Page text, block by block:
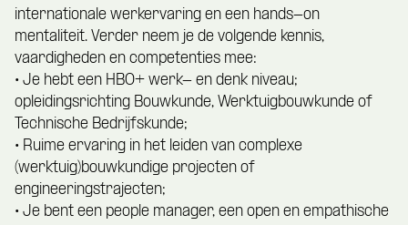
internationale werkervaring en een hands-on
mentaliteit. Verder neem je de volgende kennis,
vaardigheden en competenties mee:
• Je hebt een HBO+ werk- en denk niveau;
opleidingsrichting Bouwkunde, Werktuigbouwkunde of
Technische Bedrijfskunde;
• Ruime ervaring in het leiden van complexe
(werktuig)bouwkundige projecten of
engineeringstrajecten;
• Je bent een people manager, een open en empathische